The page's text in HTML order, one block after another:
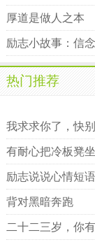
厚道是做人之本
励志小故事：信
热门推荐
我求求你了，快
有耐心把冷板凳
励志说说心情短语
背对黑暗奔跑
二十二三岁，你